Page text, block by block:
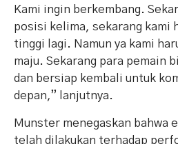
Kami ingin berkembang.
posisi kelima, sekarang kami
tinggi lagi. Namun ya kami
maju. Sekarang para pemain
dan bersiap kembali untuk
depan,” lanjutnya.
Munster menegaskan bahwa
telah dilakukan terhadap